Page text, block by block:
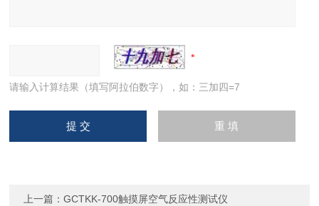
请输入计算结果（填写阿拉伯数字），如：三加四=7
上一篇：GCTKK-700触摸屏空气反应性测试仪